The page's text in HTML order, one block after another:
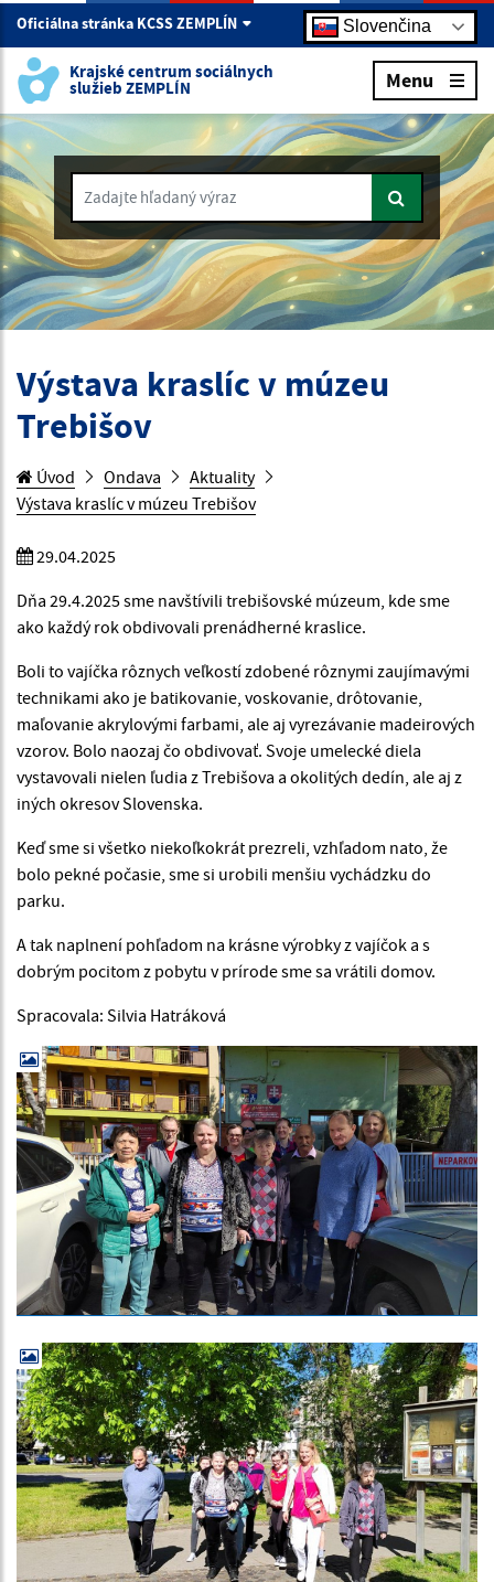
Oficiálna stránka KCSS ZEMPLÍN Slovenčina
Krajské centrum sociálnych
služieb ZEMPLÍN Menu
Zadajte hľadaný výraz
Výstava kraslíc v múzeu
Trebišov
Úvod Ondava
Aktuality
Výstava kraslíc v múzeu Trebišov
29.04.2025
Dňa 29.4.2025 sme navštívili trebišovské múzeum, kde sme
ako každý rok obdivovali prenádherné kraslice.
Boli to vajíčka rôznych veľkostí zdobené rôznymi zaujímavými
technikami ako je batikovanie, voskovanie, drôtovanie,
maľovanie akrylovými farbami, ale aj vyrezávanie madeirových
vzorov. Bolo naozaj čo obdivovať. Svoje umelecké diela
vystavovali nielen ľudia z Trebišova a okolitých dedín, ale aj z
iných okresov Slovenska.
Keď sme si všetko niekoľkokrát prezreli, vzhľadom nato, že
bolo pekné počasie, sme si urobili menšiu vychádzku do
parku.
A tak naplnení pohľadom na krásne výrobky z vajíčok a s
dobrým pocitom z pobytu v prírode sme sa vrátili domov.
Spracovala: Silvia Hatráková